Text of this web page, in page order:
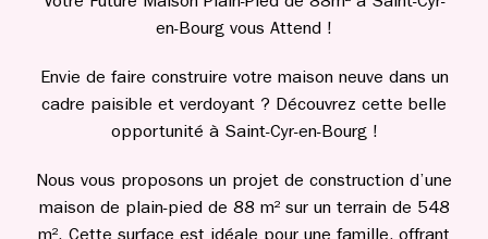
en-Bourg vous Attend !
Envie de faire construire votre maison neuve dans un
cadre paisible et verdoyant ? Découvrez cette belle
opportunité à Saint-Cyr-en-Bourg !
Nous vous proposons un projet de construction d’une
maison de plain-pied de 88 m² sur un terrain de 548